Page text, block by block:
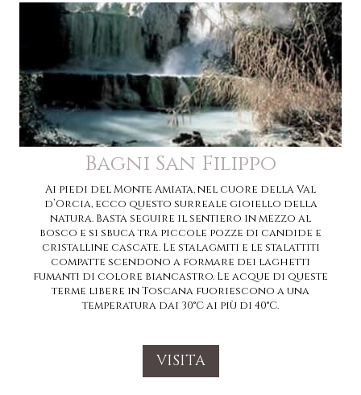
Bagni San Filippo
Ai piedi del Monte Amiata, nel cuore della Val
d’Orcia, ecco questo surreale gioiello della
natura. Basta seguire il sentiero in mezzo al
bosco e si sbuca tra piccole pozze di candide e
cristalline cascate. Le stalagmiti e le stalattiti
compatte scendono a formare dei laghetti
fumanti di colore biancastro. Le acque di queste
terme libere in Toscana fuoriescono a una
temperatura dai 30°C ai più di 40°C.
VISITA